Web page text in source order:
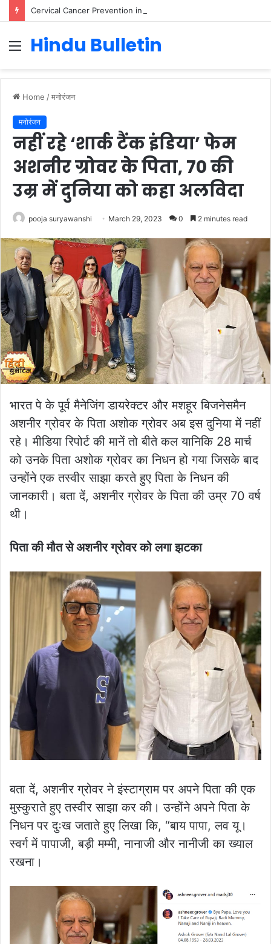
Menu
Hindu Bulletin
Home /मनोरंजन
मनोरंजन
नहीं रहे ‘शार्क टैंक इंडिया’ फेम
अशनीर ग्रोवर के पिता, 70 की
उम्र में दुनिया को कहा अलविदा
pooja suryawanshi March 29, 2023 0 2 minutes read
भारत पे के पूर्व मैनेजिंग डायरेक्टर और मशहूर बिजनेसमैन
अशनीर ग्रोवर के पिता अशोक ग्रोवर अब इस दुनिया में नहीं
रहे। मीडिया रिपोर्ट की मानें तो बीते कल यानिकि 28 मार्च
को उनके पिता अशोक ग्रोवर का निधन हो गया जिसके बाद
उन्होंने एक तस्वीर साझा करते हुए पिता के निधन की
जानकारी। बता दें, अशनीर ग्रोवर के पिता की उम्र 70 वर्ष
थी।
पिता की मौत से अशनीर ग्रोवर को लगा झटका
बता दें, अशनीर ग्रोवर ने इंस्टाग्राम पर अपने पिता की एक
मुस्कुराते हुए तस्वीर साझा कर की। उन्होंने अपने पिता के
निधन पर दुःख जताते हुए लिखा कि, “बाय पापा, लव यू।
स्वर्ग में पापाजी, बड़ी मम्मी, नानाजी और नानीजी का ख्याल
रखना।